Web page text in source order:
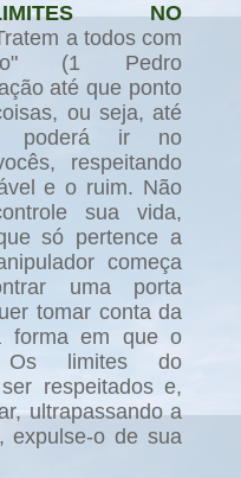
NO
a todos com
(1 Pedro
até que ponto
ou seja, até
poderá ir no
respeitando
e o ruim. Não
sua vida,
só pertence a
começa
uma porta
tomar conta da
forma em que o
Os limites do
respeitados e,
ultrapassando a
expulse-o de sua